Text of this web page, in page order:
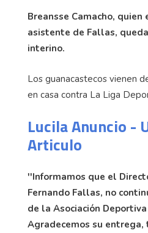
Breansse Camacho, quien
asistente de Fallas,
interino.
Los guanacastecos vienen
en casa contra La Liga
Lucila Anuncio -
Articulo
''Informamos que el
Fernando Fallas, no
de la Asociación
Agradecemos su entrega,